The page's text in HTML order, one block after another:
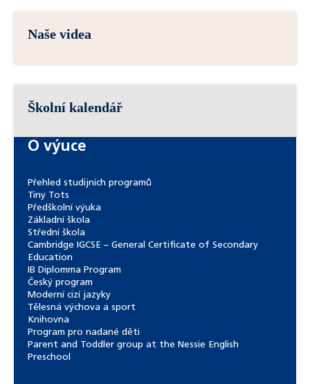
Naše videa
Školní kalendář
O výuce
Přehled studijních programů
Tiny Tots
Předškolní výuka
Základní škola
Střední škola
Cambridge IGCSE – General Certificate of Secondary
Education
IB Diplomma Program
Český program
Moderní cizí jazyky
Tělesná výchova a sport
Knihovna
Program pro nadané děti
Parent and Toddler group at the Nessie English
Preschool